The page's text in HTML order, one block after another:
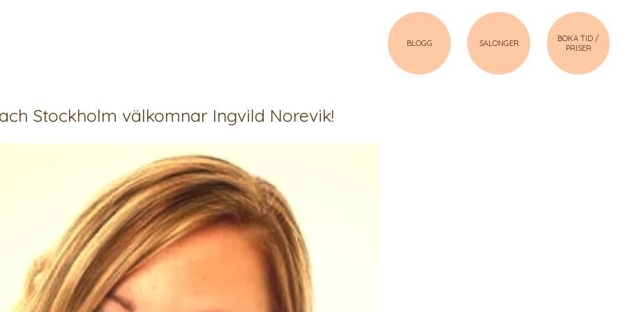
BLOGG SALONGER
BOKA TID /
PRISER
Stockholm välkomnar Ingvild Norevik!